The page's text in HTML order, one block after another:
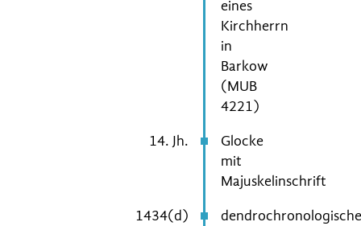
eines
Kirchherrn
in
Barkow
(MUB
4221)
14. Jh.
Glocke
mit
Majuskelinschrift
1434(d)
dendrochronologische